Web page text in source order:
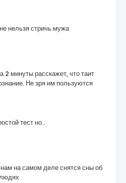
нельзя стричь мужа
2 минуты расскажет, что таит
Не зря им пользуются
тест но..
на самом деле снятся сны об